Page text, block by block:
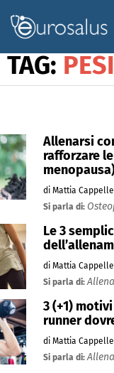
TAG: PESI
Allenarsi
rafforzare
di Mattia
Si parla di:
Le 3
di Mattia
Si parla di:
3 (+1)
runner
di Mattia
Si parla di: